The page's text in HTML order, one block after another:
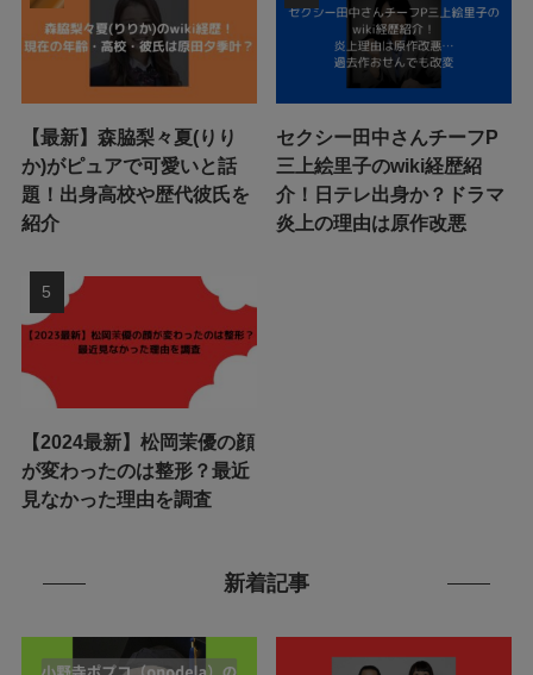
【最新】森脇梨々夏(りり
か)がピュアで可愛いと話
題！出身高校や歴代彼氏を
紹介
セクシー田中さんチーフP
三上絵里子のwiki経歴紹
介！日テレ出身か？ドラマ
炎上の理由は原作改悪
【2024最新】松岡茉優の顔
が変わったのは整形？最近
見なかった理由を調査
新着記事